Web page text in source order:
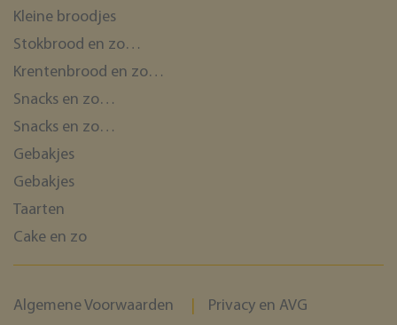
Kleine broodjes
Stokbrood en zo…
Krentenbrood en zo…
Snacks en zo…
Snacks en zo…
Gebakjes
Gebakjes
Taarten
Cake en zo
Algemene Voorwaarden
Privacy en AVG